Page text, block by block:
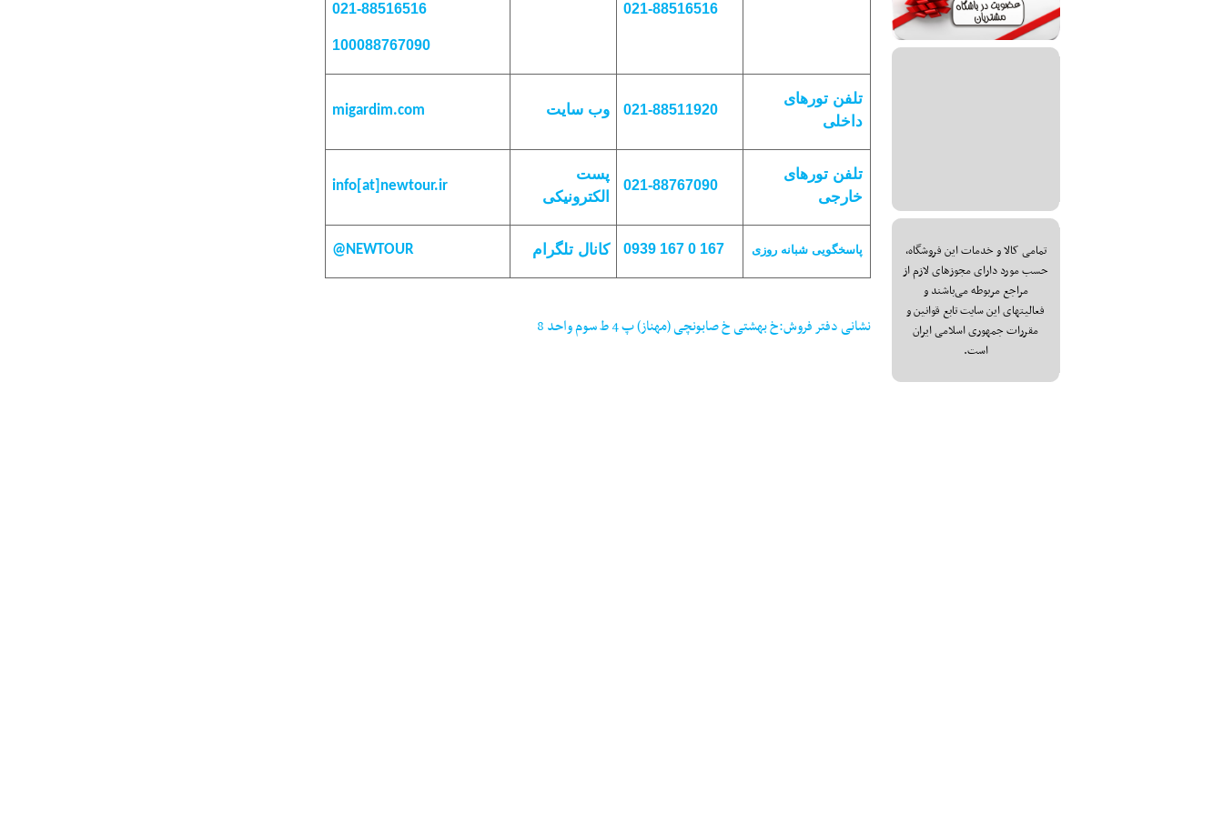
021-88516516
021-88516516
100088767090
تلفن تورهای
داخلی
021-88511920 وب سایت migardim.com
تلفن تورهای
خارجی
021-88767090
پست
الكترونيكی
info[at]newtour.ir
پاسخگویی شبانه روزی 167 0 167 0939 کانال تلگرام @NEWTOUR
نشانی دفتر فروش:خ بهشتی خ صابونچی (مهناز) پ 4 ط سوم واحد 8
تمامی کالا و خدمات این فروشگاه،
حسب مورد دارای مجوزهای لازم از
مراجع مربوطه می‌باشند و
فعالیتهای این سایت تابع قوانین و
مقررات جمهوری اسلامی ایران
است.